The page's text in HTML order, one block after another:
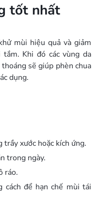
tốt nhất
mùi hiệu quả và giảm
Khi đó các vùng da
sẽ giúp phèn chua
dụng.
trầy xước hoặc kích ứng.
trong ngày.
ráo.
cách để hạn chế mùi tái